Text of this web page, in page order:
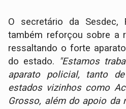
O secretário da Sesdec,
também reforçou sobre a
ressaltando o forte
do estado. "Estamos
aparato policial, tanto
estados vizinhos como
Grosso, além do apoio da